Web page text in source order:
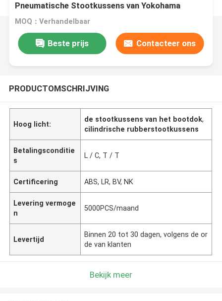
Pneumatische Stootkussens van Yokohama
MOQ：Verhandelbaar
Beste prijs Contacteer ons
PRODUCTOMSCHRIJVING
Hoog licht:
de stootkussens van het bootdok,
cilindrische rubberstootkussens
Betalingsconditie
s
L / C, T / T
Certificering ABS, LR, BV, NK
Levering vermoge
n
5000PCS/maand
Levertijd
Binnen 20 tot 30 dagen, volgens de or
de van klanten
Bekijk meer